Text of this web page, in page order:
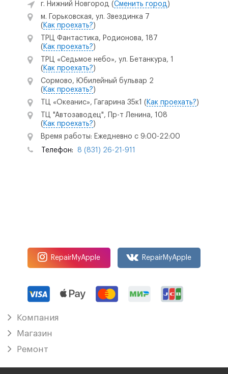
г. Нижний Новгород (Сменить город )
м. Горьковская, ул. Звездинка 7
( Как проехать? )
ТРЦ Фантастика, Родионова, 187
( Как проехать? )
ТРЦ «Седьмое небо», ул. Бетанкура, 1
( Как проехать? )
Сормово, Юбилейный бульвар 2
( Как проехать? )
ТЦ «Океанис», Гагарина 35к1 ( Как проехать? )
ТЦ "Автозаводец", Пр-т Ленина, 108
( Как проехать? )
Время работы: Ежедневно с 9:00-22:00
Телефон: 8 (831) 26-21-911
RepairMyApple RepairMyApple
Компания
Магазин
Ремонт